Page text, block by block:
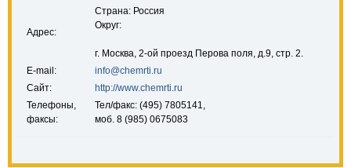
Адрес:
Страна: Россия
Округ:
г. Москва, 2-ой проезд Перова поля, д.9, стр. 2.
E-mail:
info@chemrti.ru
Сайт:
http://www.chemrti.ru
Телефоны,
факсы:
Тел/факс: (495) 7805141,
моб. 8 (985) 0675083